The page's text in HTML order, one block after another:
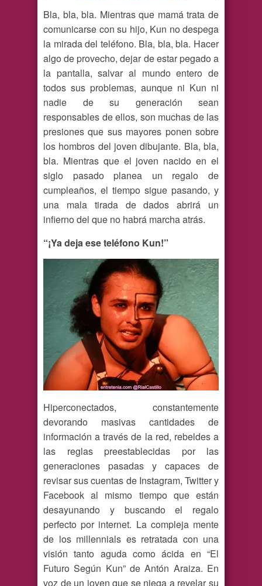
Bla, bla, bla. Mientras que mamá trata de
comunicarse con su hijo, Kun no despega
la mirada del teléfono. Bla, bla, bla. Hacer
algo de provecho, dejar de estar pegado a
la pantalla, salvar al mundo entero de
todos sus problemas, aunque ni Kun ni
nadie de su generación sean
responsables de ellos, son muchas de las
presiones que sus mayores ponen sobre
los hombros del joven dibujante. Bla, bla,
bla. Mientras que el joven nacido en el
siglo pasado planea un regalo de
cumpleaños, el tiempo sigue pasando, y
una mala tirada de dados abrirá un
infierno del que no habrá marcha atrás.
“¡Ya deja ese teléfono Kun!”
Hiperconectados, constantemente
devorando masivas cantidades de
información a través de la red, rebeldes a
las reglas preestablecidas por las
generaciones pasadas y capaces de
revisar sus cuentas de Instagram, Twitter y
Facebook al mismo tiempo que están
desayunando y buscando el regalo
perfecto por internet. La compleja mente
de los millennials es retratada con una
visión tanto aguda como ácida en “El
Futuro Según Kun” de Antón Araiza. En
voz de un joven que se niega a revelar su